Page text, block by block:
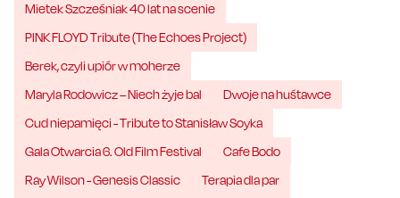
Mietek Szcześniak 40 lat na scenie
PINK FLOYD Tribute (The Echoes Project)
Berek, czyli upiór w moherze
Maryla Rodowicz – Niech żyje bal
Dwoje na huśtawce
Cud niepamięci - Tribute to Stanisław Soyka
Gala Otwarcia 6. Old Film Festival
Cafe Bodo
Ray Wilson - Genesis Classic
Terapia dla par